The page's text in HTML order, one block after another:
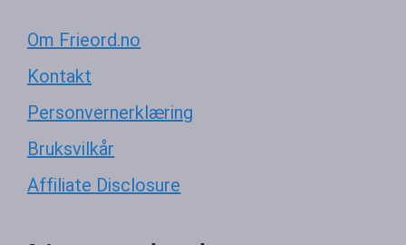
Om Frieord.no
Kontakt
Personvernerklæring
Bruksvilkår
Affiliate Disclosure